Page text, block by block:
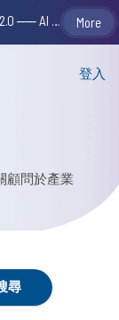
登入
顧問於產業
【VM 布爾喬亞招募中】新聲代發展計劃 2.0 ── AI PR 人才加速養成計劃（歡迎「應屆畢業生」、「一年以下相關 / 三年以下非相關經驗工作者」申請加入） More